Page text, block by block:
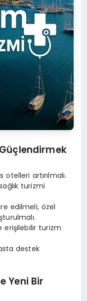
otelleri artırılmalı.
turizmi
edilmeli, özel
erişilebilir turizm
destek
Yeni Bir